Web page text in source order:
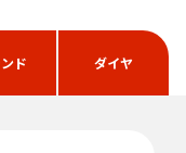
ド ダイヤ